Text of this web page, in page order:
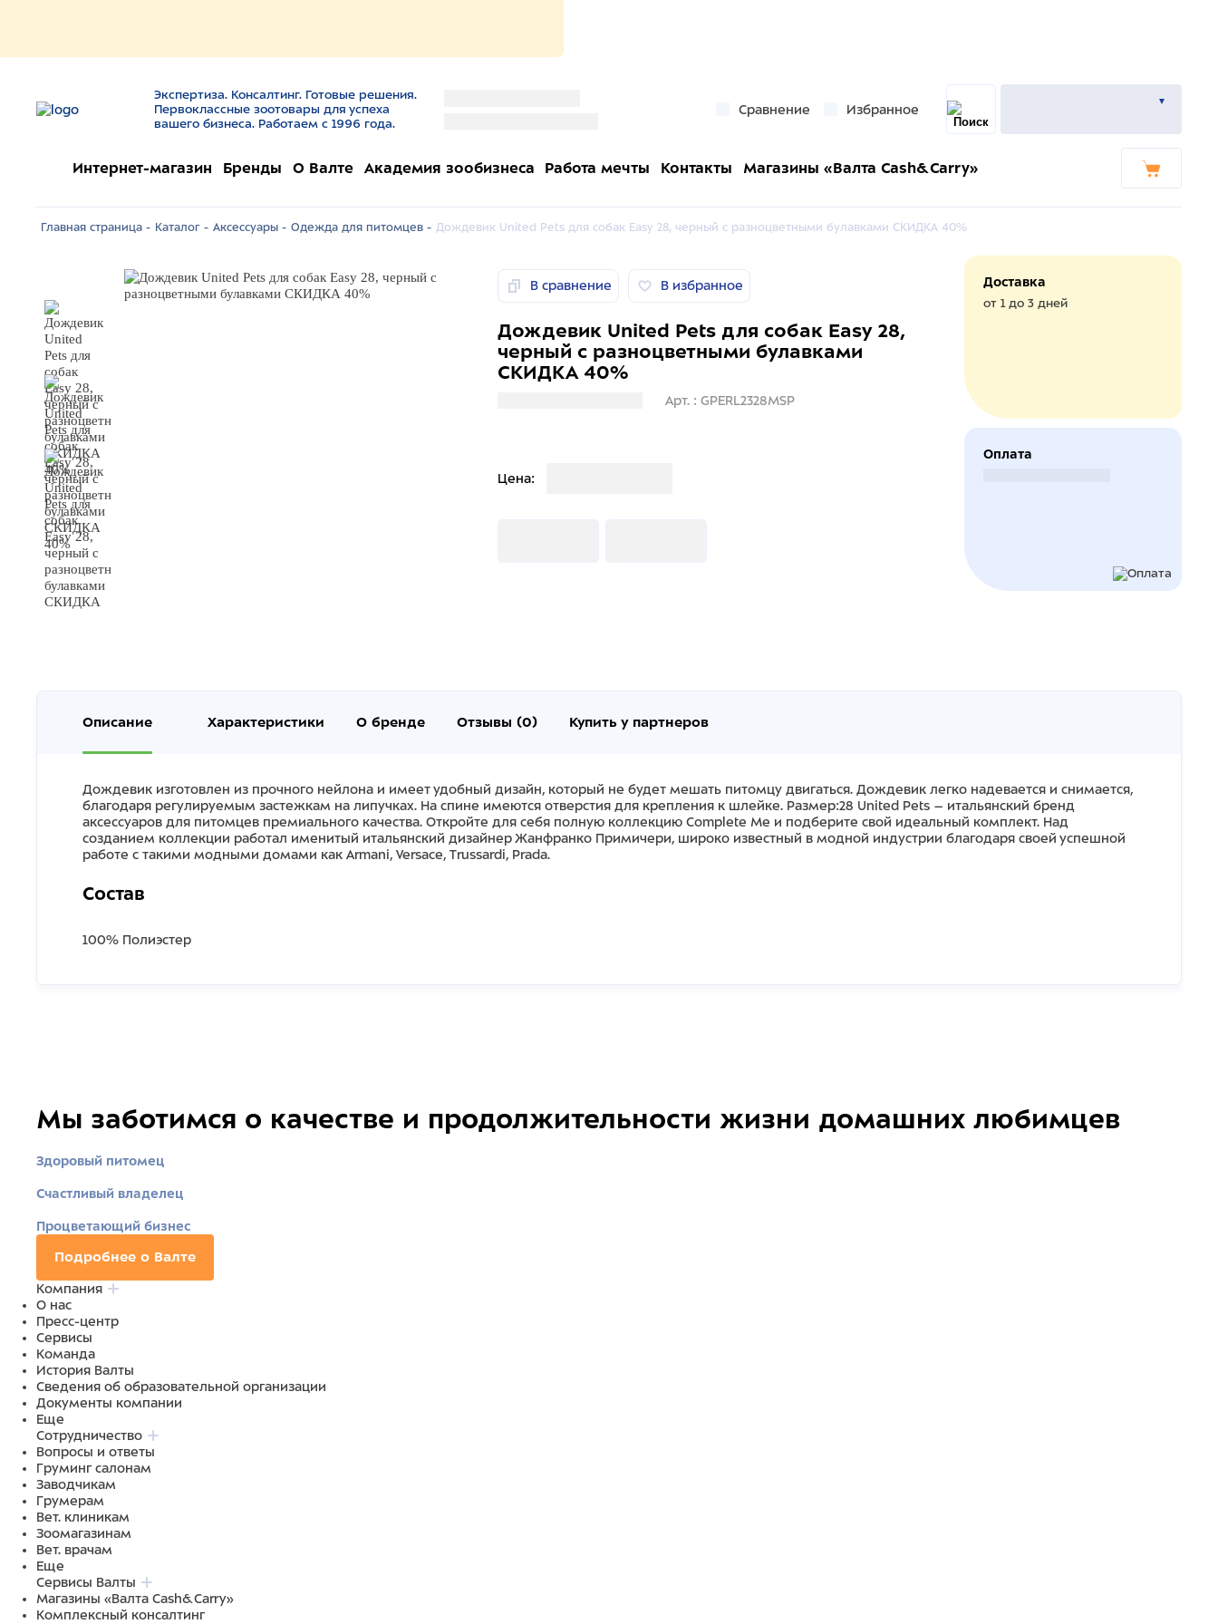
Экспертиза. Консалтинг. Готовые решения.
Первоклассные зоотовары для успеха
вашего бизнеса. Работаем с 1996 года.
Сравнение Избранное
Интернет-магазин Бренды О Валте Академия зообизнеса Работа мечты Контакты Магазины «Валта Cash&Carry»
Главная страница - Каталог - Аксессуары - Одежда для питомцев - Дождевик United Pets для собак Easy 28, черный с разноцветными булавками СКИДКА 40%
В сравнение В избранное
Дождевик United Pets для собак Easy 28,
черный с разноцветными булавками
СКИДКА 40%
Арт. : GPERL2328MSP
Цена:
Доставка
от 1 до 3 дней
Оплата
Описание Характеристики О бренде Отзывы (0) Купить у партнеров
Дождевик изготовлен из прочного нейлона и имеет удобный дизайн, который не будет мешать питомцу двигаться. Дождевик легко надевается и снимается,
благодаря регулируемым застежкам на липучках. На спине имеются отверстия для крепления к шлейке. Размер:28 United Pets – итальянский бренд
аксессуаров для питомцев премиального качества. Откройте для себя полную коллекцию Complete Me и подберите свой идеальный комплект. Над
созданием коллекции работал именитый итальянский дизайнер Жанфранко Примичери, широко известный в модной индустрии благодаря своей успешной
работе с такими модными домами как Armani, Versace, Trussardi, Prada.
Состав
100% Полиэстер
Мы заботимся о качестве и продолжительности жизни домашних любимцев
Здоровый питомец
Счастливый владелец
Процветающий бизнес
Подробнее о Валте
Компания
О нас
Пресс-центр
Сервисы
Команда
История Валты
Сведения об образовательной организации
Документы компании
Еще
Сотрудничество
Вопросы и ответы
Груминг салонам
Заводчикам
Грумерам
Вет. клиникам
Зоомагазинам
Вет. врачам
Еще
Сервисы Валты
Магазины «Валта Cash&Carry»
Комплексный консалтинг